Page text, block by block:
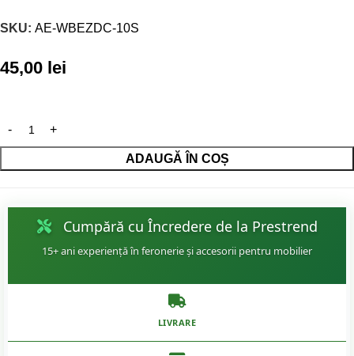
SKU: AE-WBEZDC-10S
45,00 lei
ADAUGĂ ÎN COȘ
Cumpără cu Încredere de la Prestrend
15+ ani experiență în feronerie și accesorii pentru mobilier
LIVRARE